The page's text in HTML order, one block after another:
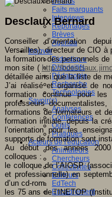
Faits marquants
Interviews
Reportages
Brèves
Agenda
Innover
Didactique
Dispositifs
Pédagogie
Recherche
Technologies
Savoir(s)
Analyses
Conférences
Outils
Pratiques
Acteurs de l'éducation
Animateurs
Chercheurs
Collectivités
Editeurs
EdTech
Encadrement
Desclaux Bernard
Conseiller d’orientation
Versailles), directeur de CIO
la formation des personnels
mon site ( http://
détaillée ainsi que la liste de
J’ai réalisé et organisé de
formation continue pour
professeurs
formations de formateurs et
formation initiale, depuis la
l’orientation pour les
supports de formation sont
Au début des années
colloques :
le colloque de l’AIOSP
et professionnelle) en
d’un cd-rom.
les 75 ans de l’INETOP